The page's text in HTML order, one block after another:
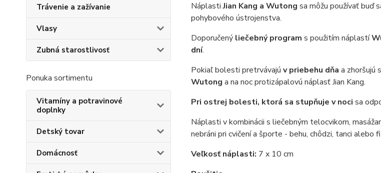
Trávenie a zažívanie
Vlasy
Zubná starostlivosť
Ponuka sortimentu
Vitamíny a potravinové
doplnky
Detský tovar
Domácnosť
NáplastiJian Kang a Wutong sa môžu používať buď
pohybového ústrojenstva.
Doporučený liečebný program s použitím náplastí
dní.
Pokiaľ bolesti pretrvávajú v priebehu dňa a zhoršujú
Wutong a na noc protizápalovú náplasť Jian Kang.
Pri ostrej bolesti, ktorá sa stupňuje v noci sa
Náplasti v kombinácii s liečebným telocvikom,
nebráni pri cvičení a športe - behu, chôdzi, tanci alebo
Veľkosť náplasti: 7 x 10 cm